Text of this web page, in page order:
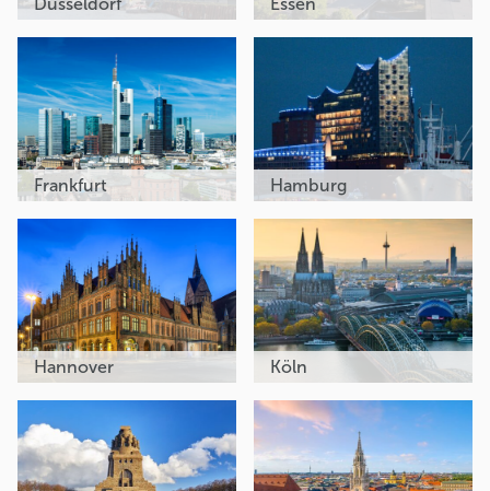
Düsseldorf Essen
Frankfurt Hamburg
Hannover Köln